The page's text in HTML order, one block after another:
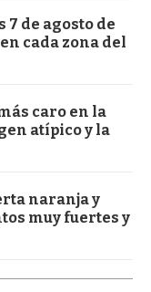
de agosto de
cada zona del
caro en la
atípico y la
naranja y
muy fuertes y